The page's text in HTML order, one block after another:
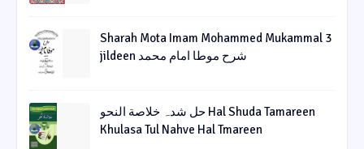
Sharah Mota Imam Mohammed Mukammal 3
jildeen شرح موطا امام محمد
حل شدہ خلاصة النحو Hal Shuda Tamareen
Khulasa Tul Nahve Hal Tmareen